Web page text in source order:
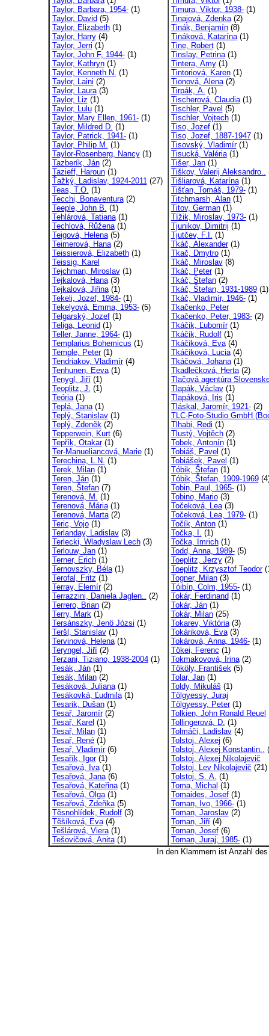
Taylor, Barbara, 1954-(1)
Taylor, David (5)
Taylor, Elizabeth(1)
Taylor, Harry(4)
Taylor, Jerri (1)
Taylor, John F, 1944-(1)
Taylor, Kathryn(1)
Taylor, Kenneth N. (1)
Taylor, Laini (2)
Taylor, Laura(3)
Taylor, Liz (1)
Taylor, Lulu(1)
Taylor, Mary Ellen, 1961-(1)
Taylor, Mildred D. (1)
Taylor, Patrick, 1941-(1)
Taylor, Philip M. (1)
Taylor-Rosenberg, Nancy(1)
Tazberík, Ján(2)
Tazieff, Haroun(1)
Ťažký, Ladislav, 1924-2011(27)
Teas, T.O. (1)
Tecchi, Bonaventura(2)
Teeple, John B. (1)
Tehlárová, Tatiana(1)
Techlová, Růžena(1)
Teigová, Helena(5)
Teimerová, Hana(2)
Teissierová, Elizabeth(1)
Teissig, Karel
Tejchman, Miroslav(1)
Tejkalová, Hana(3)
Tejkalová, Jiřina(1)
Tekeli, Jozef, 1984-(1)
Tekelyová, Emma, 1953-(5)
Telgarský, Jozef(1)
Teliga, Leonid (1)
Teller, Janne, 1964-(1)
Templarius Bohemicus (1)
Temple, Peter(1)
Tendriakov, Vladimír(4)
Tenhunen, Eeva(1)
Tenygl, Jiří(1)
Teoplitz, J. (1)
Teória(1)
Teplá, Jana(1)
Teplý, Stanislav(1)
Teplý, Zdeněk(2)
Tepperwein, Kurt(6)
Tepřík, Otakar(1)
Ter-Manueliancová, Marie(1)
Terechina, L.N. (1)
Terek, Milan(1)
Teren, Ján(1)
Teren, Štefan(7)
Terenová, M. (1)
Terenová, Mária(1)
Terenová, Marta(2)
Teric, Vojo(1)
Terlanday, Ladislav(3)
Terlecki, Wladyslaw Lech(3)
Terlouw, Jan(1)
Terner, Erich(1)
Ternovszky, Béla(1)
Terofal, Fritz (1)
Terray, Elemír(2)
Terrazzini, Daniela Jaglen.. (2)
Terrero, Brian(2)
Terry, Mark(1)
Tersánszky, Jenö Józsi (1)
Teršl, Stanislav(1)
Tervinová, Helena(1)
Teryngel, Jiří(2)
Terzani, Tiziano, 1938-2004(1)
Tesák, Ján(1)
Tesák, Milan(2)
Tesáková, Juliana(1)
Tesákovká, Ľudmila(1)
Tesarik, Dušan(1)
Tesař, Jaromír(2)
Tesař, Karel (1)
Tesař, Milan(1)
Tesař, René(1)
Tesař, Vladimír(6)
Tesařík, Igor(1)
Tesařová, Iva(1)
Tesařová, Jana(6)
Tesařová, Kateřina(1)
Tesařová, Olga(1)
Tesařová, Zdeňka(5)
Těsnohlídek, Rudolf(3)
Těšíková, Eva(4)
Tešlárová, Viera(1)
Tešovičová, Anita(1)
Timura, Viktor, 1938-(1)
Tinajová, Zdenka(2)
Tinák, Benjamín(8)
Tináková, Katarína(1)
Tine, Robert(1)
Tinslay, Petrina(1)
Tintera, Amy(1)
Tintoriová, Karen(1)
Tionová, Alena(2)
Tirpák, A. (1)
Tischerová, Claudia(1)
Tischler, Pavel (5)
Tischler, Vojtech(1)
Tiso, Jozef(1)
Tiso, Jozef, 1887-1947(1)
Tisovský, Vladimír(1)
Tisucká, Valéria(1)
Tišer, Jan(1)
Tiškov, Valerij Aleksandro..
Tišliarová, Katarína(1)
Tišťan, Tomáš, 1979-(1)
Titchmarsh, Alan(1)
Titov, German(1)
Tížik, Miroslav, 1973-(1)
Tjunikov, Dimitrij (1)
Tjutčev, F.I. (1)
Tkáč, Alexander(1)
Tkač, Dmytro(1)
Tkáč, Miroslav(8)
Tkáč, Peter(1)
Tkáč, Štefan(2)
Tkáč, Štefan, 1931-1989(1)
Tkáč, Vladimír, 1946-(1)
Tkačenko, Peter
Tkačenko, Peter, 1983-(2)
Tkáčik, Ľubomír(1)
Tkáčik, Rudolf(1)
Tkáčiková, Eva(4)
Tkáčiková, Lucia(4)
Tkáčová, Johana(1)
Tkadlečková, Herta(2)
Tlačová agentúra
Tlapák, Václav(1)
Tlapáková, Iris (1)
Tláskal, Jaromír, 1921-(2)
TLC-Foto-Studio GmbH
Tlhabi, Redi (1)
Tlustý, Vojtěch(2)
Tobek, Antonín(1)
Tobiáš, Pavel (1)
Tobiášek, Pavel (1)
Tóbik, Štefan(1)
Tóbik, Štefan, 1909-1969
Tobin, Paul, 1965-(1)
Tobino, Mario(3)
Točeková, Lea(3)
Točeková, Lea, 1979-(1)
Točík, Anton(1)
Točka, I. (1)
Točka, Imrich(1)
Todd, Anna, 1989-(5)
Toeplitz, Jerzy(2)
Toeplitz, Krzysztof Teodor
Togner, Milan(3)
Tóibín, Colm, 1955-(1)
Tokár, Ferdinand (1)
Tokár, Ján(1)
Tokár, Milan(25)
Tokarev, Viktória(3)
Tokáriková, Eva(3)
Tokárová, Anna, 1946-(1)
Tökei, Ferenc (1)
Tokmakovová, Irina(2)
Tököly, František(5)
Tolar, Jan(1)
Toldy, Mikuláš (1)
Tölgyessy, Juraj
Tölgyessy, Peter(1)
Tolkien, John Ronald Reuel
Tollingerová, D. (1)
Tolmáči, Ladislav(4)
Tolstoj, Alexej (6)
Tolstoj, Alexej Konstantin..
Tolstoj, Alexej Nikolajevič
Tolstoj, Lev Nikolajevič (21)
Tolstoj, S. A. (1)
Toma, Michal (1)
Tomaides, Josef(1)
Toman, Ivo, 1966-(1)
Toman, Jaroslav(2)
Toman, Jiří(4)
Toman, Josef(6)
Toman, Juraj, 1985-(1)
In den Klammern ist Anzahl